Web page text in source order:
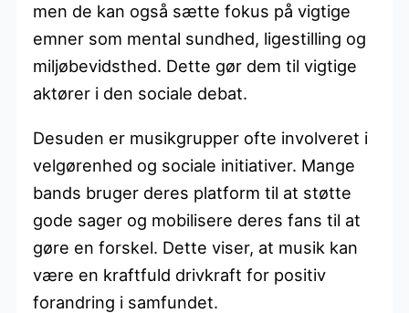
men de kan også sætte fokus på vigtige
emner som mental sundhed, ligestilling og
miljøbevidsthed. Dette gør dem til vigtige
aktører i den sociale debat.
Desuden er musikgrupper ofte involveret i
velgørenhed og sociale initiativer. Mange
bands bruger deres platform til at støtte
gode sager og mobilisere deres fans til at
gøre en forskel. Dette viser, at musik kan
være en kraftfuld drivkraft for positiv
forandring i samfundet.